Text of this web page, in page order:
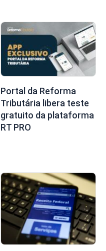
Portal da Reforma
Tributária libera teste
gratuito da plataforma
RT PRO